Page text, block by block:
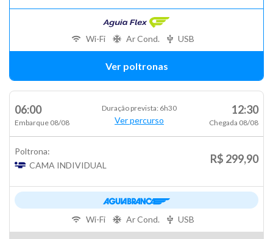
Ver poltronas
Wi-Fi Ar Cond. USB
06:00
Embarque 08/08
Duração prevista: 6h30
Ver percurso
12:30
Chegada 08/08
Poltrona:
CAMA INDIVIDUAL
R$ 299,90
Wi-Fi Ar Cond. USB